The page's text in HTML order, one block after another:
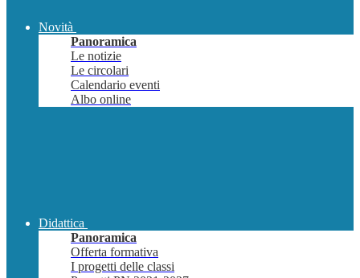
Novità
Panoramica
Le notizie
Le circolari
Calendario eventi
Albo online
Didattica
Panoramica
Offerta formativa
I progetti delle classi